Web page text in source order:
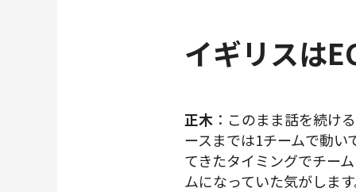
イギリスは
正木 ：このまま話を続け
ースまでは1チームで動
てきたタイミングでチー
ムになっていた気がしま